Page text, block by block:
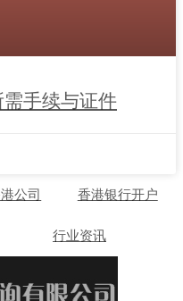
手续与证件
公司 香港银行开户
行业资讯